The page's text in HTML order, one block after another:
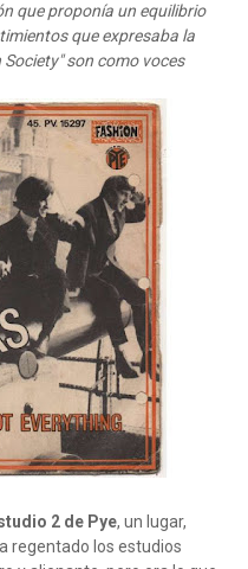
que proponía un equilibrio
que expresaba la
son como voces
2 de Pye, un lugar,
regentado los estudios